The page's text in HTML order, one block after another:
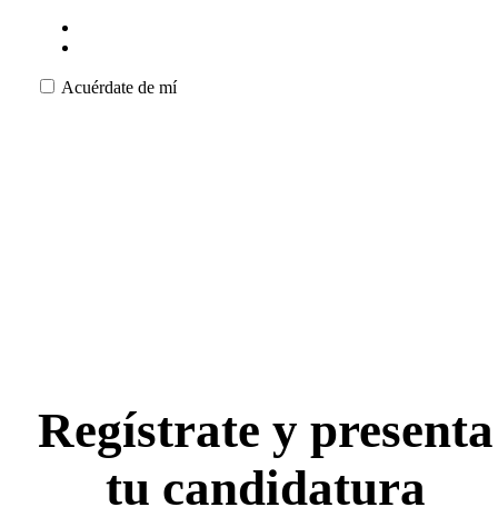
Acuérdate de mí
Regístrate y presenta
tu candidatura